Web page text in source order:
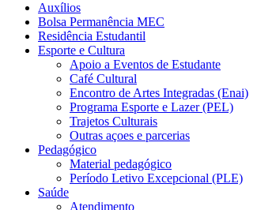
Auxílios
Bolsa Permanência MEC
Residência Estudantil
Esporte e Cultura
Apoio a Eventos de Estudante
Café Cultural
Encontro de Artes Integradas (Enai)
Programa Esporte e Lazer (PEL)
Trajetos Culturais
Outras açoes e parcerias
Pedagógico
Material pedagógico
Período Letivo Excepcional (PLE)
Saúde
Atendimento